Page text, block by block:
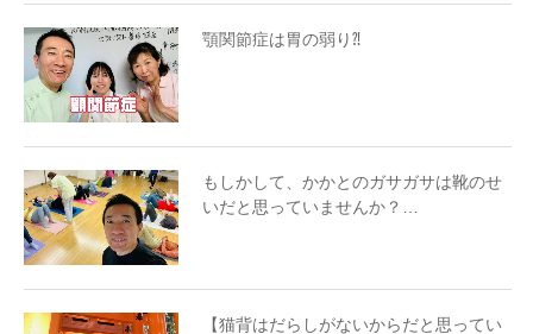
顎関節症は胃の弱り⁈
もしかして、かかとのガサガサは靴のせ
いだと思っていませんか？…
【猫背はだらしがないからだと思ってい